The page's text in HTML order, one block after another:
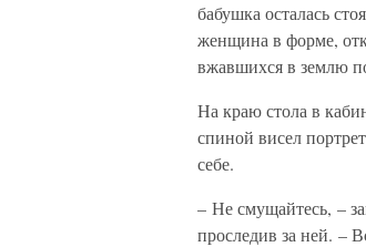
бабушка осталась
женщина в форме,
вжавшихся в землю
На краю стола в
спиной висел
себе.
– Не смущайтесь, –
проследив за ней. –